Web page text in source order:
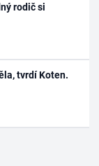
rodič si
tvrdí Koten.